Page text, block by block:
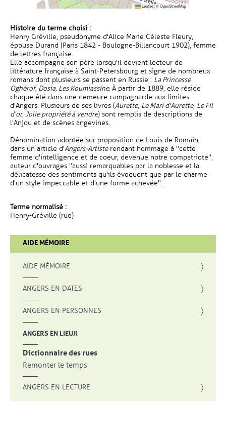
Leaflet|©OpenStreetMap
Histoire du terme choisi :
Henry Gréville, pseudonyme d'Alice Marie Céleste Fleury,
épouse Durand (Paris 1842 - Boulogne-Billancourt 1902), femme
de lettres française.
Elle accompagne son père lorsqu'il devient lecteur de
littérature française à Saint-Petersbourg et signe de nombreux
romans dont plusieurs se passent en Russie : La Princesse
Oghérof, Dosia, Les Koumiassine.À partir de 1889, elle réside
chaque été dans une demeure campagnarde aux limites
d'Angers. Plusieurs de ses livres (Aurette, Le Mari d'Aurette, Le Fil
d'or, Jolie propriété à vendre) sont remplis de descriptions de
l'Anjou et de scènes angevines.
Dénomination adoptée sur proposition de Louis de Romain,
dans un article d'Angers-Artisterendant hommage à "cette
femme d'intelligence et de coeur, devenue notre compatriote",
auteur d'ouvrages "aussi remarquables par la noblesse et la
délicatesse des sentiments qu'ils évoquent que par le charme
d'un style impeccable et d'une forme achevée".
Terme normalisé :
Henry-Gréville (rue)
AIDE MÉMOIRE
AIDE MÉMOIRE
ANGERS EN DATES
ANGERS EN PERSONNES
ANGERS EN LIEUX
Dictionnaire des rues
Remonter le temps
ANGERS EN LECTURE